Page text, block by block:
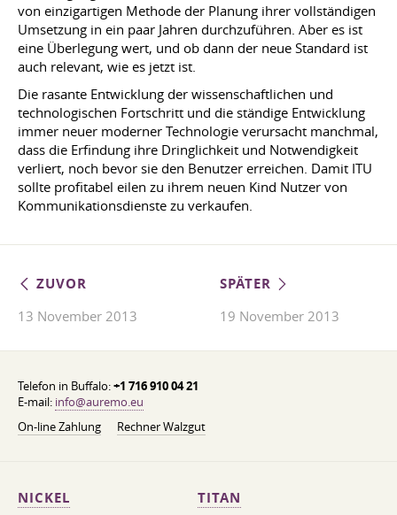
von einzigartigen Methode der Planung ihrer vollständigen
Umsetzung in ein paar Jahren durchzuführen. Aber es ist
eine Überlegung wert, und ob dann der neue Standard ist
auch relevant, wie es jetzt ist.
Die rasante Entwicklung der wissenschaftlichen und
technologischen Fortschritt und die ständige Entwicklung
immer neuer moderner Technologie verursacht manchmal,
dass die Erfindung ihre Dringlichkeit und Notwendigkeit
verliert, noch bevor sie den Benutzer erreichen. Damit ITU
sollte profitabel eilen zu ihrem neuen Kind Nutzer von
Kommunikationsdienste zu verkaufen.
ZUVOR
13 November 2013
SPÄTER
19 November 2013
Telefon in Buffalo:+1 716 910 04 21
E-mail: info@auremo.eu
On-line Zahlung
Rechner Walzgut
NICKEL TITAN